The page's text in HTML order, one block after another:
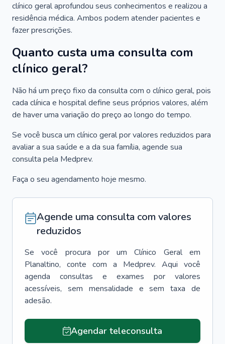
clínico geral aprofundou seus conhecimentos e realizou a
residência médica. Ambos podem atender pacientes e
fazer prescrições.
Quanto custa uma consulta com
clínico geral?
Não há um preço fixo da consulta com o clínico geral, pois
cada clínica e hospital define seus próprios valores, além
de haver uma variação do preço ao longo do tempo.
Se você busca um clínico geral por valores reduzidos para
avaliar a sua saúde e a da sua família, agende sua
consulta pela Medprev.
Faça o seu agendamento hoje mesmo.
Agende uma consulta com valores
reduzidos
Se você procura por um Clínico Geral
em
Planaltino, conte com a Medprev. Aqui você
agenda consultas e exames por valores
acessíveis, sem mensalidade e sem taxa de
adesão.
Agendar teleconsulta